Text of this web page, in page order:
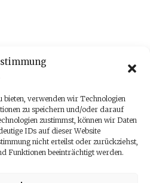
bieten, verwenden wir Technologien
zu speichern und/oder darauf
zustimmst, können wir Daten
IDs auf dieser Website
nicht erteilst oder zurückziehst,
Funktionen beeinträchtigt werden.